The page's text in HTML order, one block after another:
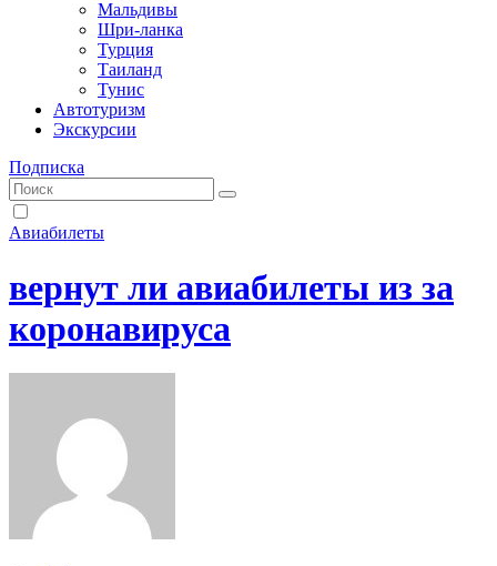
Мальдивы
Шри-ланка
Турция
Таиланд
Тунис
Автотуризм
Экскурсии
Подписка
Авиабилеты
вернут ли авиабилеты из за
коронавируса